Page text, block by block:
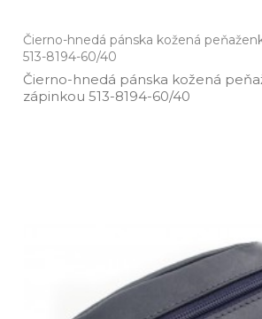
Čierno-hnedá pánska kožená
513-8194-60/40
Čierno­-hnedá pánska kožená
zápinkou 513­-8194­-60/40